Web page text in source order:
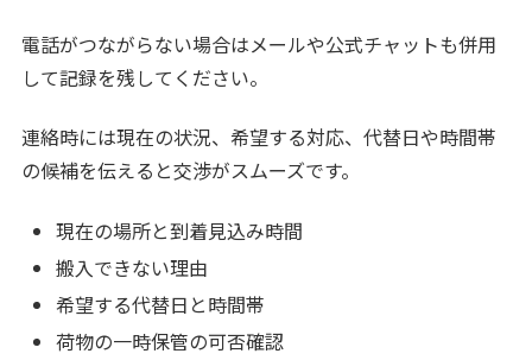
電話がつながらない場合はメールや公式チャットも併用
して記録を残してください。
連絡時には現在の状況、希望する対応、代替日や時間帯
の候補を伝えると交渉がスムーズです。
現在の場所と到着見込み時間
搬入できない理由
希望する代替日と時間帯
荷物の一時保管の可否確認